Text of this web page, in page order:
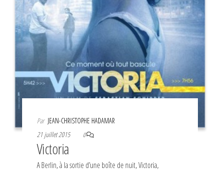
Par JEAN-CHRISTOPHE HADAMAR
21 juillet 2015
0
Victoria
A Berlin, à la sortie d’une boîte de nuit, Victoria,